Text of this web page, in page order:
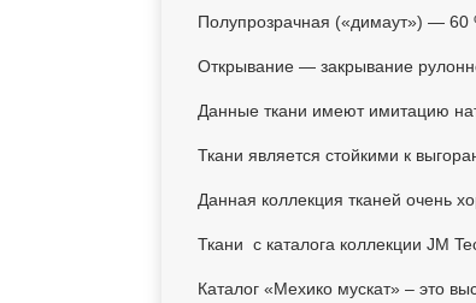
Полупрозрачная («димаут») — 60
Открывание — закрывание
Данные ткани имеют имитацию
Ткани является стойкими к
Данная коллекция тканей очень
Ткани с каталога коллекции JM
Каталог «Мехико мускат» – это